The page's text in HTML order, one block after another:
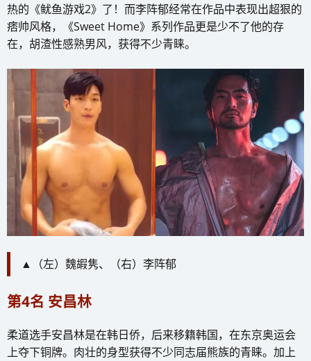
热的《鱿鱼游戏2》了！而李阵郁经常在作品中表现出超狠的
痞帅风格，《Sweet Home》系列作品更是少不了他的存
在，胡渣性感熟男风，获得不少青睐。
▲（左）魏嘏隽、（右）李阵郁
第4名 安昌林
柔道选手安昌林是在韩日侨，后来移籍韩国，在东京奥运会
上夺下铜牌。肉壮的身型获得不少同志届熊族的青睐。加上